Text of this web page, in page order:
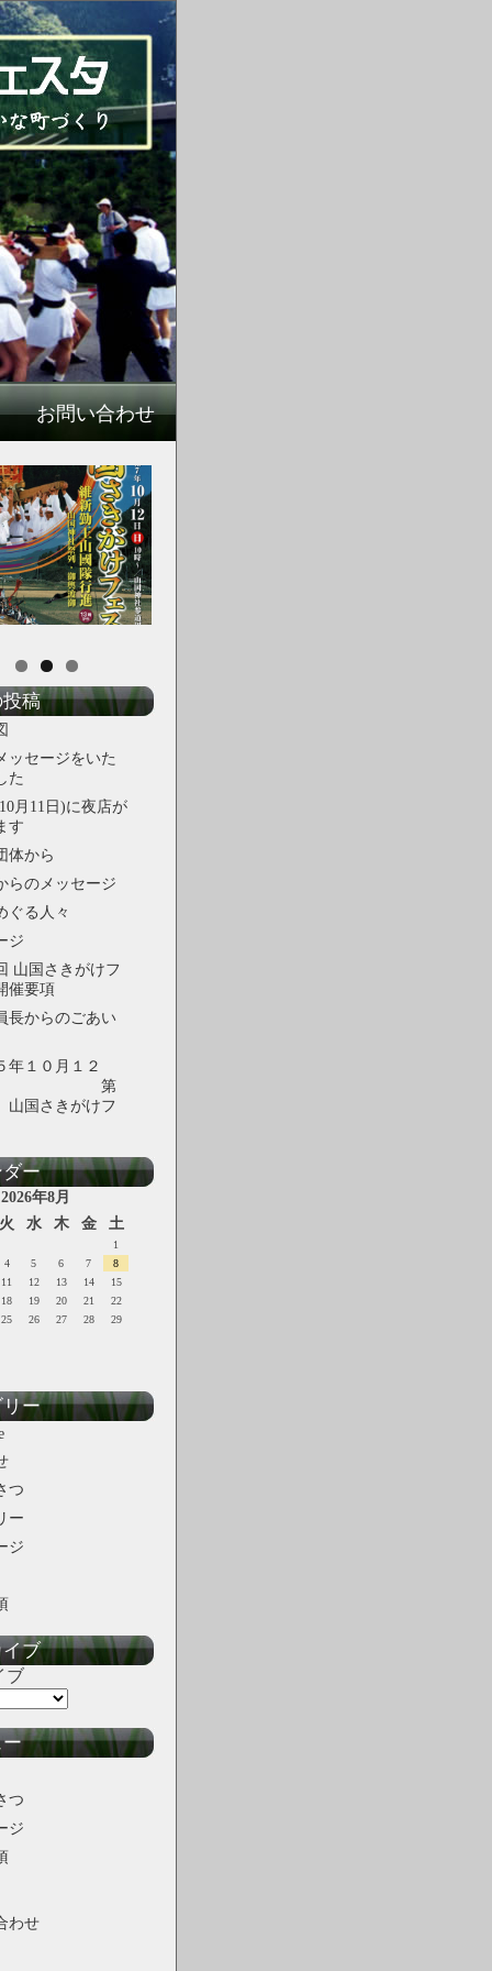
お問い合わせ
稿
ッセージをいた
た
月11日)に夜店が
す
体から
らのメッセージ
ぐる人々
ジ
山国さきがけフ
催要項
長からのごあい
年１０月１２
第
国さきがけフ
ー
2026年8月
火 水 木 金 土
1
4 5 6 7
8
11 12 13 14
15
18 19 20 21
22
25 26 27 28
29
ー
つ
ー
ジ
ブ
ブ
つ
ジ
わせ